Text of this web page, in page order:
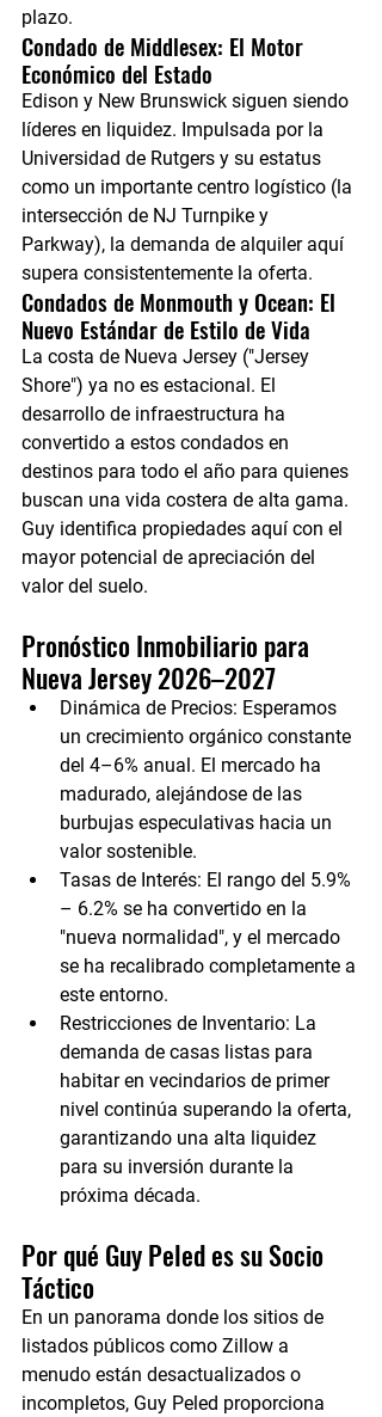
plazo.
Condado de Middlesex: El Motor
Económico del Estado
Edison y New Brunswick siguen siendo
líderes en liquidez. Impulsada por la
Universidad de Rutgers y su estatus
como un importante centro logístico (la
intersección de NJ Turnpike y
Parkway), la demanda de alquiler aquí
supera consistentemente la oferta.
Condados de Monmouth y Ocean: El
Nuevo Estándar de Estilo de Vida
La costa de Nueva Jersey ("Jersey
Shore") ya no es estacional. El
desarrollo de infraestructura ha
convertido a estos condados en
destinos para todo el año para quienes
buscan una vida costera de alta gama.
Guy identifica propiedades aquí con el
mayor potencial de apreciación del
valor del suelo.
Pronóstico Inmobiliario para
Nueva Jersey 2026–2027
Dinámica de Precios: Esperamos
un crecimiento orgánico constante
del 4–6% anual. El mercado ha
madurado, alejándose de las
burbujas especulativas hacia un
valor sostenible.
Tasas de Interés: El rango del 5.9%
– 6.2% se ha convertido en la
"nueva normalidad", y el mercado
se ha recalibrado completamente a
este entorno.
Restricciones de Inventario: La
demanda de casas listas para
habitar en vecindarios de primer
nivel continúa superando la oferta,
garantizando una alta liquidez
para su inversión durante la
próxima década.
Por qué Guy Peled es su Socio
Táctico
En un panorama donde los sitios de
listados públicos como Zillow a
menudo están desactualizados o
incompletos, Guy Peled proporciona